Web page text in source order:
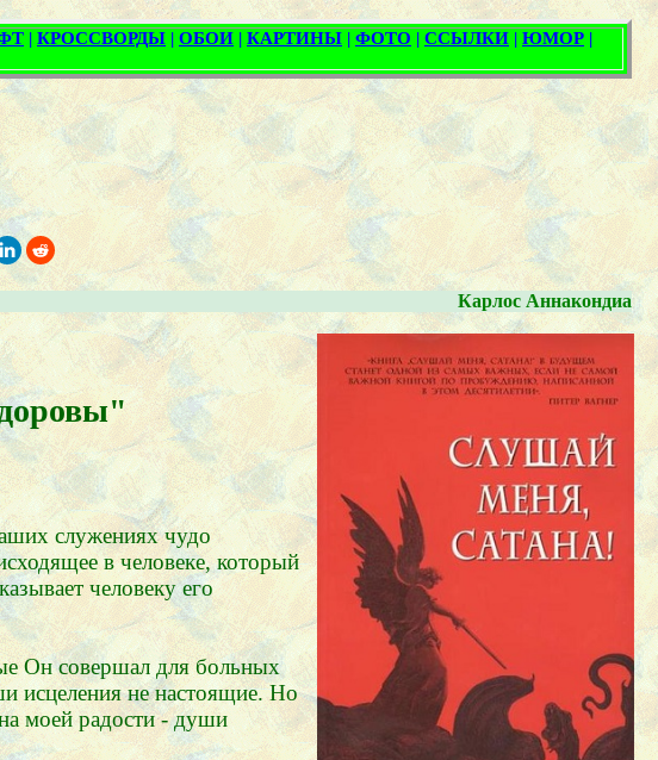
Карлос Аннакондиа
служениях чудо
в человеке, который
человеку его
Он совершал для больных
исцеления не настоящие. Но
моей радости - души